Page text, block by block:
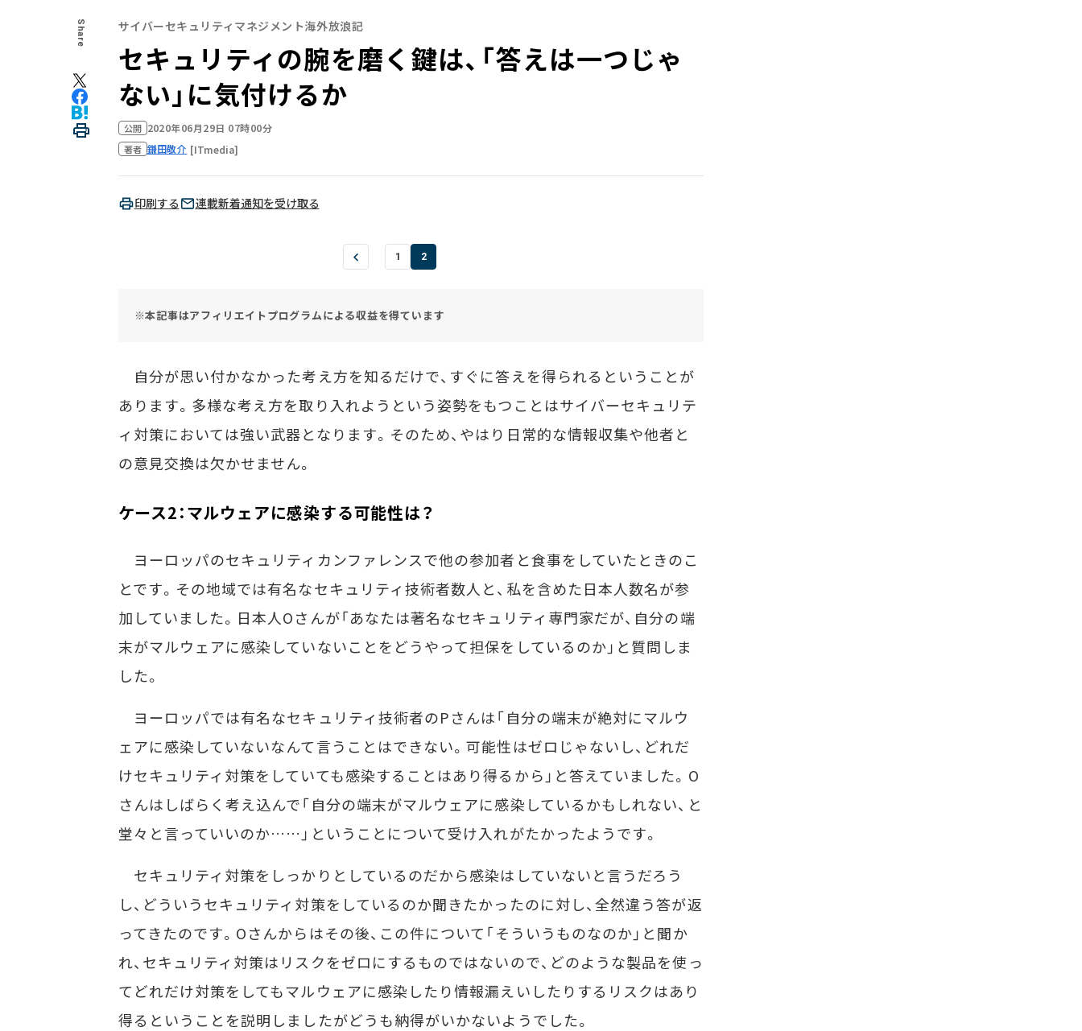
Share サイバーセキュリティマネジメント海外放浪記
セキュリティの腕を磨く鍵は、「答えは一つじゃ
ない」に気付けるか
公開 2020年06月29日 07時00分
著者 鎌田敬介 [ITmedia]
印刷する 連載新着通知を受け取る
1 2
※本記事はアフィリエイトプログラムによる収益を得ています
自分が思い付かなかった考え方を知るだけで、すぐに答えを得られるということが
あります。多様な考え方を取り入れようという姿勢をもつことはサイバーセキュリテ
ィ対策においては強い武器となります。そのため、やはり日常的な情報収集や他者と
の意見交換は欠かせません。
ケース2：マルウェアに感染する可能性は？
ヨーロッパのセキュリティカンファレンスで他の参加者と食事をしていたときのこ
とです。その地域では有名なセキュリティ技術者数人と、私を含めた日本人数名が参
加していました。日本人Oさんが「あなたは著名なセキュリティ専門家だが、自分の端
末がマルウェアに感染していないことをどうやって担保をしているのか」と質問しま
した。
ヨーロッパでは有名なセキュリティ技術者のPさんは「自分の端末が絶対にマルウ
ェアに感染していないなんて言うことはできない。可能性はゼロじゃないし、どれだ
けセキュリティ対策をしていても感染することはあり得るから」と答えていました。O
さんはしばらく考え込んで「自分の端末がマルウェアに感染しているかもしれない、と
堂々と言っていいのか……」ということについて受け入れがたかったようです。
セキュリティ対策をしっかりとしているのだから感染はしていないと言うだろう
し、どういうセキュリティ対策をしているのか聞きたかったのに対し、全然違う答が返
ってきたのです。Oさんからはその後、この件について「そういうものなのか」と聞か
れ、セキュリティ対策はリスクをゼロにするものではないので、どのような製品を使っ
てどれだけ対策をしてもマルウェアに感染したり情報漏えいしたりするリスクはあり
得るということを説明しましたがどうも納得がいかないようでした。